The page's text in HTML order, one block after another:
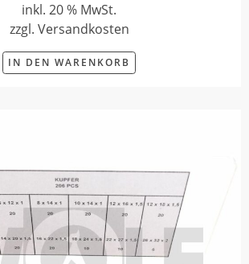
inkl. 20 % MwSt.
zzgl. Versandkosten
IN DEN WARENKORB